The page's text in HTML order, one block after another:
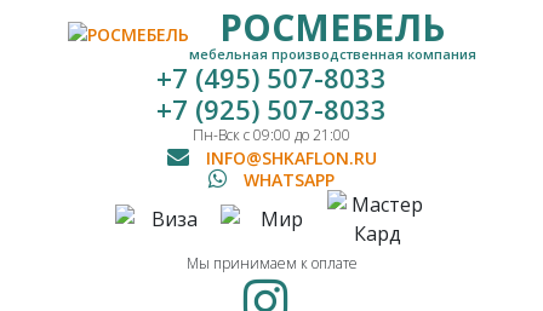
РОСМЕБЕЛЬ
мебельная производственная компания
+7 (495) 507-8033
+7 (925) 507-8033
Пн-Вск с 09:00 до 21:00
INFO@SHKAFLON.RU
WHATSAPP
Мы принимаем к оплате